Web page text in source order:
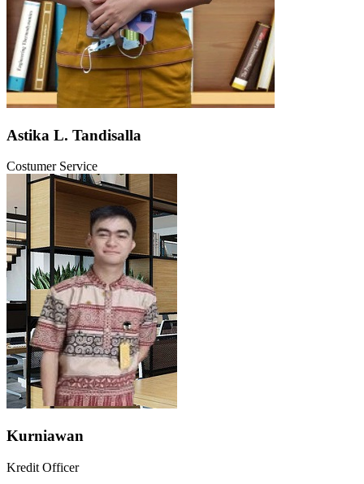
Astika L. Tandisalla
Costumer Service
Kurniawan
Kredit Officer